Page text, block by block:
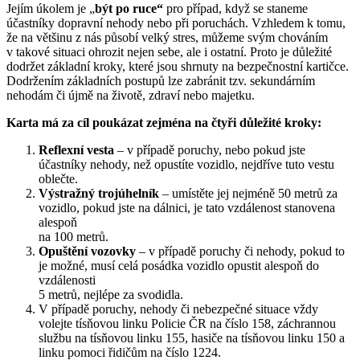
Jejím úkolem je „být po ruce“ pro případ, když se staneme
účastníky dopravní nehody nebo při poruchách. Vzhledem k tomu,
že na většinu z nás působí velký stres, můžeme svým chováním
v takové situaci ohrozit nejen sebe, ale i ostatní. Proto je důležité
dodržet základní kroky, které jsou shrnuty na bezpečnostní kartičce.
Dodržením základních postupů lze zabránit tzv. sekundárním
nehodám či újmě na životě, zdraví nebo majetku.
Karta má za cíl poukázat zejména na čtyři důležité kroky:
Reflexní vesta – v případě poruchy, nebo pokud jste
účastníky nehody, než opustíte vozidlo, nejdříve tuto vestu
oblečte.
Výstražný trojúhelník – umístěte jej nejméně 50 metrů za
vozidlo, pokud jste na dálnici, je tato vzdálenost stanovena
alespoň
na 100 metrů.
Opuštění vozovky – v případě poruchy či nehody, pokud to
je možné, musí celá posádka vozidlo opustit alespoň do
vzdálenosti
5 metrů, nejlépe za svodidla.
V případě poruchy, nehody či nebezpečné situace vždy
volejte tísňovou linku Policie ČR na číslo 158, záchrannou
službu na tísňovou linku 155, hasiče na tísňovou linku 150 a
linku pomoci řidičům na číslo 1224.